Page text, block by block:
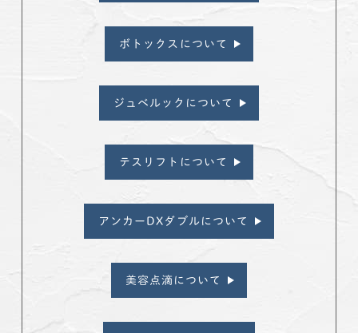
ボトックスについて
ジュベルックについて
テスリフトについて
アンカーDXダブルについて
美容点滴について